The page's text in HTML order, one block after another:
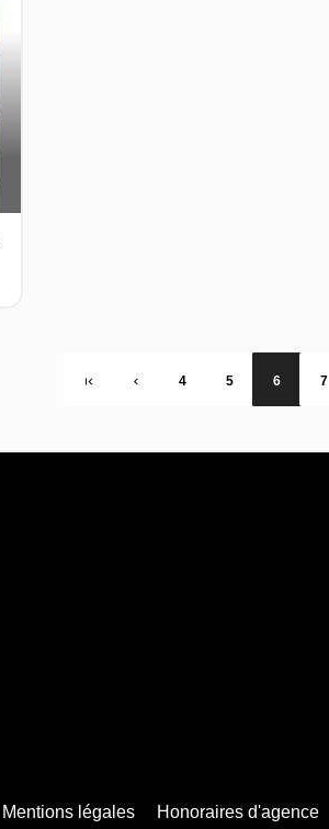
4 5 6 7
Mentions légales Honoraires d'agence